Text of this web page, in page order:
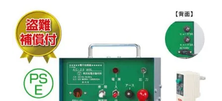
お気に入り一覧
閲覧履歴一覧
農業機械